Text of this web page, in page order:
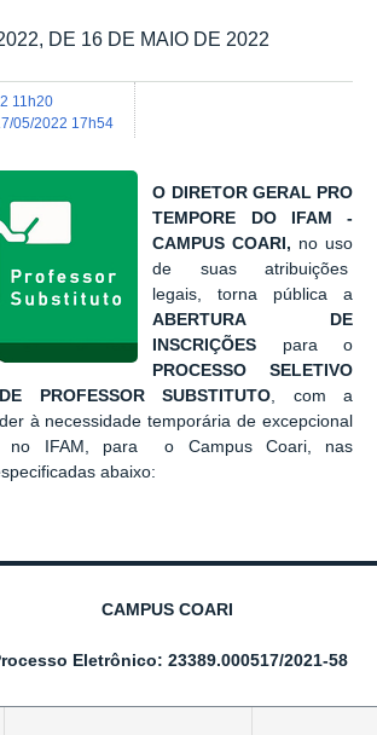
DE 16 DE MAIO DE 2022
11h20
05/2022 17h54
O DIRETOR GERAL PRO
TEMPORE DO IFAM -
CAMPUSCOARI, no uso
de suas atribuições
legais,torna pública a
ABERTURA DE
INSCRIÇÕES para o
PROCESSO SELETIVO
PROFESSOR SUBSTITUTO, com a
à necessidade temporária de excepcional
no IFAM, para o Campus Coari, nas
abaixo:
CAMPUS COARI
Eletrônico: 23389.000517/2021-58